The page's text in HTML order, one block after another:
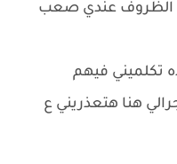
، الظروف عندي صعب
هنا هتعذريني ع